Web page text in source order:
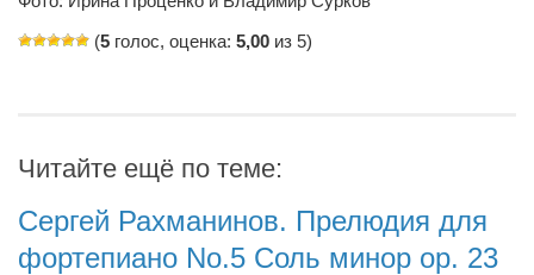
(5 голос, оценка: 5,00 из 5)
Читайте ещё по теме:
Сергей Рахманинов. Прелюдия для
фортепиано No.5 Соль минор op. 23